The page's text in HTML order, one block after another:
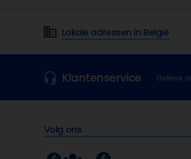
Lokale adressen in België
Klantenservice Gelieve
Volg ons